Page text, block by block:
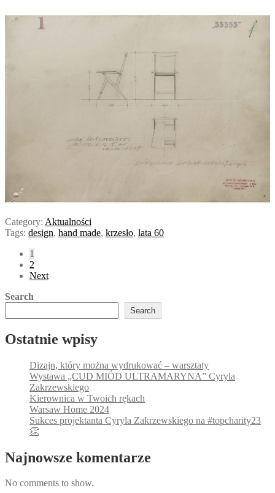
Category: Aktualności
Tags: design, hand made, krzesło, lata 60
Posts
pagination
1
2
Next
Search
Search
Ostatnie wpisy
Dizajn, który można wydrukować – warsztaty
Wystawa „CUD MIÓD ULTRAMARYNA” Cyryla
Zakrzewskiego
Kierownica w Twoich rękach
Warsaw Home 2024
Sukces projektanta Cyryla Zakrzewskiego na #topcharity23
👏
Najnowsze komentarze
No comments to show.